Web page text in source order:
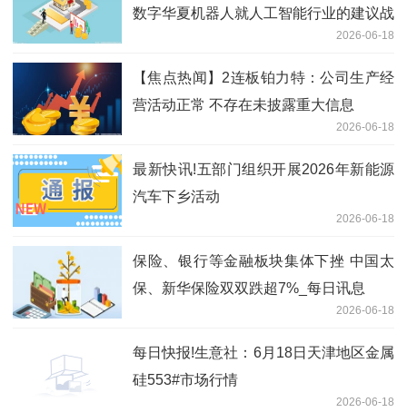
数字华夏机器人就人工智能行业的建议战
2026-06-18
【焦点热闻】2连板铂力特：公司生产经
营活动正常 不存在未披露重大信息
2026-06-18
最新快讯!五部门组织开展2026年新能源
汽车下乡活动
2026-06-18
保险、银行等金融板块集体下挫 中国太
保、新华保险双双跌超7%_每日讯息
2026-06-18
每日快报!生意社：6月18日天津地区金属
硅553#市场行情
2026-06-18